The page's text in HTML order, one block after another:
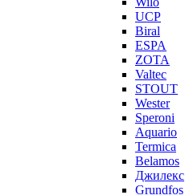
UCP
Biral
ESPA
ZOTA
Valtec
STOUT
Wester
Speroni
Aquario
Termica
Belamos
Джилекс
Grundfos